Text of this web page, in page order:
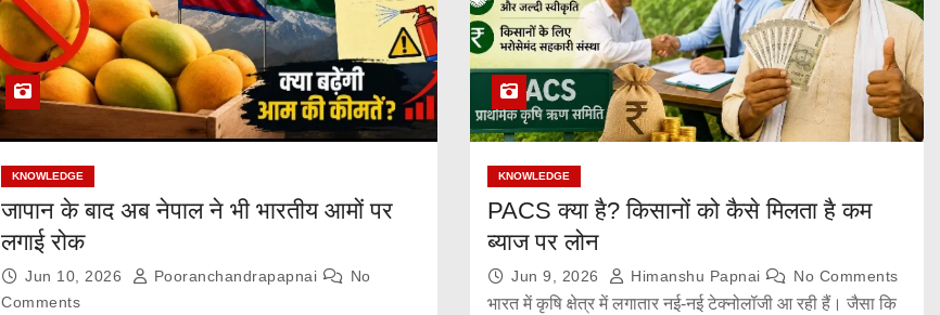
KNOWLEDGE
जापान के बाद अब नेपाल ने भी भारतीय आमों पर
लगाई रोक
Jun 10, 2026 Pooranchandrapapnai
No
Comments
KNOWLEDGE
PACS क्या है? किसानों को कैसे मिलता है कम
ब्याज पर लोन
Jun 9, 2026 Himanshu Papnai No Comments
भारत में कृषि क्षेत्र में लगातार नई-नई टेक्नोलॉजी आ रही हैं। जैसा कि